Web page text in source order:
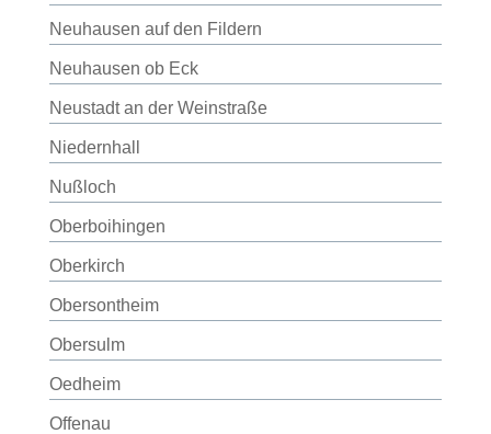
Neuhausen auf den Fildern
Neuhausen ob Eck
Neustadt an der Weinstraße
Niedernhall
Nußloch
Oberboihingen
Oberkirch
Obersontheim
Obersulm
Oedheim
Offenau